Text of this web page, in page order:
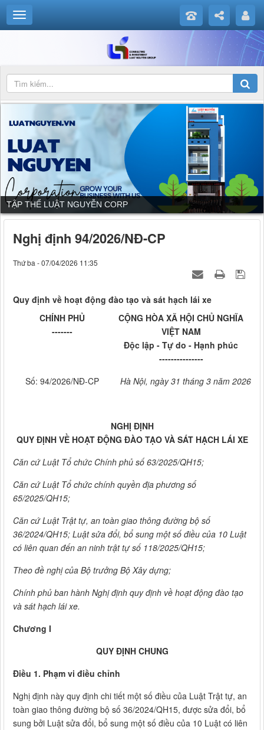
DỊCH VỤ CỦA LUẬT NGUYỄN CORP
Nghị định 94/2026/NĐ-CP
Thứ ba - 07/04/2026 11:35
Quy định về hoạt động đào tạo và sát hạch lái xe
CHÍNH PHỦ
-------
CỘNG HÒA XÃ HỘI CHỦ NGHĨA
VIỆT NAM
Độc lập - Tự do - Hạnh phúc
---------------
Số: 94/2026/NĐ-CP
Hà Nội, ngày 31 tháng 3 năm 2026
NGHỊ ĐỊNH
QUY ĐỊNH VỀ HOẠT ĐỘNG ĐÀO TẠO VÀ SÁT HẠCH LÁI XE
Căn cứ Luật Tổ chức Chính phủ số 63/2025/QH15;
Căn cứ Luật Tổ chức chính quyền địa phương số
65/2025/QH15;
Căn cứ Luật Trật tự, an toàn giao thông đường bộ số
36/2024/QH15; Luật sửa đổi, bổ sung một số điều của 10 Luật
có liên quan đến an ninh trật tự số 118/2025/QH15;
Theo đề nghị của Bộ trưởng Bộ Xây dựng;
Chính phủ ban hành Nghị định quy định về hoạt động đào tạo
và sát hạch lái xe.
Chương I
QUY ĐỊNH CHUNG
Điều 1. Phạm vi điều chỉnh
Nghị định này quy định chi tiết một số điều của Luật Trật tự, an
toàn giao thông đường bộ số 36/2024/QH15, được sửa đổi, bổ
sung bởi Luật sửa đổi, bổ sung một số điều của 10 Luật có liên